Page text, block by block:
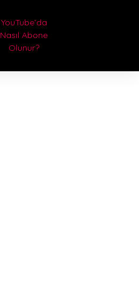
YouTube’da
Nasıl Abone
Olunur?